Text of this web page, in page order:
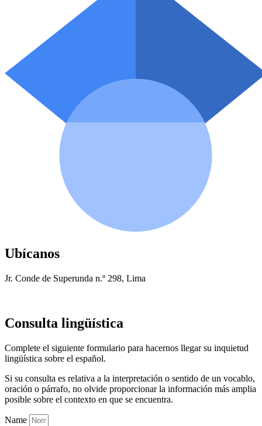
Ubícanos
Jr. Conde de Superunda n.º 298, Lima
Consulta lingüística
Complete el siguiente formulario para hacernos llegar su inquietud
lingüística sobre el español.
Si su consulta es relativa a la interpretación o sentido de un vocablo,
oración o párrafo, no olvide proporcionar la información más amplia
posible sobre el contexto en que se encuentra.
Name